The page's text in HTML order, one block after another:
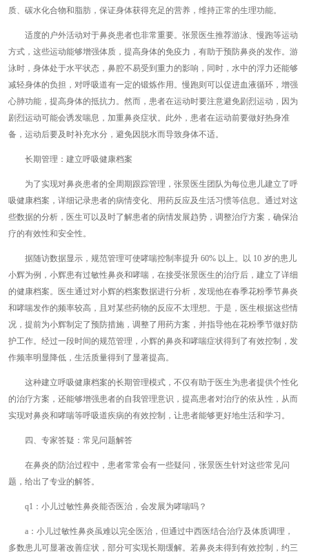
质、碳水化合物和脂肪，保证身体获得充足的营养，维持正常的生理功能。
适度的户外活动对于鼻炎患者也非常重要。张景医生推荐游泳、慢跑等运动
方式，这些运动能够增强体质，提高身体的免疫力，有助于预防鼻炎的发作。游
泳时，身体处于水平状态，鼻腔不易受到重力的影响，同时，水中的浮力还能够
减轻身体的负担，对呼吸道有一定的锻炼作用。慢跑则可以促进血液循环，增强
心肺功能，提高身体的抵抗力。然而，患者在运动时要注意避免剧烈运动，因为
剧烈运动可能会诱发喘息，加重鼻炎症状。此外，患者在运动前要做好热身准
备，运动后要及时补充水分，避免因脱水而导致身体不适。
长期管理：建立呼吸健康档案
为了实现对鼻炎患者的全周期跟踪管理，张景医生团队为每位患儿建立了呼
吸健康档案，详细记录患者的病情变化、用药反应及生活习惯等信息。通过对这
些数据的分析，医生可以及时了解患者的病情发展趋势，调整治疗方案，确保治
疗的有效性和安全性。
据随访数据显示，规范管理可使哮喘控制率提升 60% 以上。以 10 岁的患儿
小辉为例，小辉患有过敏性鼻炎和哮喘，在接受张景医生的治疗后，建立了详细
的健康档案。医生通过对小辉的档案数据进行分析，发现他在春季花粉季节鼻炎
和哮喘发作的频率较高，且对某些药物的反应不太理想。于是，医生根据这些情
况，提前为小辉制定了预防措施，调整了用药方案，并指导他在花粉季节做好防
护工作。经过一段时间的规范管理，小辉的鼻炎和哮喘症状得到了有效控制，发
作频率明显降低，生活质量得到了显著提高。
这种建立呼吸健康档案的长期管理模式，不仅有助于医生为患者提供个性化
的治疗方案，还能够增强患者的自我管理意识，提高患者对治疗的依从性，从而
实现对鼻炎和哮喘等呼吸道疾病的有效控制，让患者能够更好地生活和学习。
四、专家答疑：常见问题解答
在鼻炎的防治过程中，患者常常会有一些疑问，张景医生针对这些常见问
题，给出了专业的解答。
q1：小儿过敏性鼻炎能否医治，会发展为哮喘吗？
a：小儿过敏性鼻炎虽难以完全医治，但通过中西医结合治疗及体质调理，
多数患儿可显著改善症状，部分可实现长期缓解。若鼻炎未得到有效控制，约三